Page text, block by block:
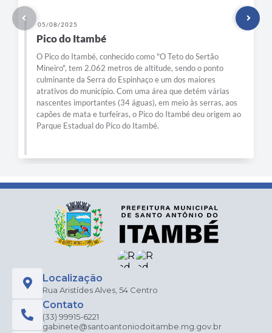
05/08/2025
Pico do Itambé
O Pico do Itambé, conhecido como "O Teto do Sertão
Mineiro", tem 2.062 metros de altitude, sendo o ponto
culminante da Serra do Espinhaço e um dos maiores
atrativos do município. Com uma área que detém várias
nascentes importantes (34 águas), em meio às serras, aos
capões de mata e turfeiras, o Pico do Itambé deu origem ao
Parque Estadual do Pico do Itambé.
Localização
Rua Aristídes Alves, 54 Centro
Contato
(33) 99915-6221
gabinete@santoantoniodoitambe.mg.gov.br